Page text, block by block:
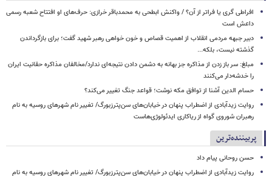
افراطی گری یا فراتر از آن؟ / واکنش ابطحی به محمدباقر خرازی: حرف‌های او افتتاح شعبه رسمی
داعش است
دبیر جبهه مردمی انقلاب از اهمیت قصاص و خون خواهی رهبر شهید گفت؛ برای بازگرداندن
گذشته نیست، بلکه...
مبلغ: سر باز زدن از مذاکره‌ جز بهانه به دشمن دادن نتیجه‌ای ندارد/مخالفان مذاکره حقانیت ایران
را خدشه‌دار می‌کنند
حسام الدین آشنا از توافق مکه نوشت؛ قواعد جنگ تغییر می‌کند؟
روایت زیدآبادی از اضطراب پنهان در خیابان‌های سن‌پترزبورگ/ تغییر نام شهرهای روسیه به نام
رهبران شوروی گواه از ریاکاری ایدئولوژی‌هاست
پربیننده‌ترین
حسن روحانی پیام داد
روایت زیدآبادی از اضطراب پنهان در خیابان‌های سن‌پترزبورگ/ تغییر نام شهرهای روسیه به نام